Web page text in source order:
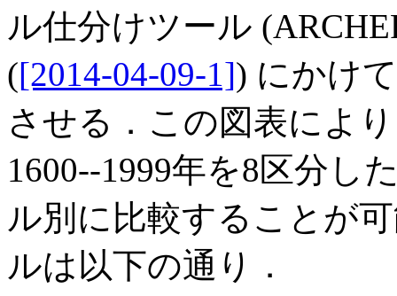
ル仕分けツール
([2014-04-09-1]) にかけ
させる．この図表によ
1600--1999年を8区分し
ル別に比較することが
ルは以下の通り．